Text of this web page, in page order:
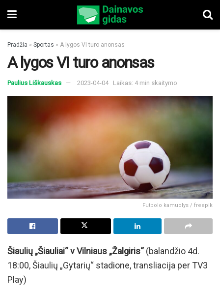
Pradžia » Sportas » A lygos VI turo anonsas
A lygos VI turo anonsas
Paulius Liškauskas 2023-04-04 Laikas: 4 min skaitymo
Futbolo kamuolys / freepik
Šiaulių „Šiauliai“ v Vilniaus „Žalgiris“ (balandžio 4d.
18:00, Šiaulių „Gytarių“ stadione, transliacija per TV3
Play)